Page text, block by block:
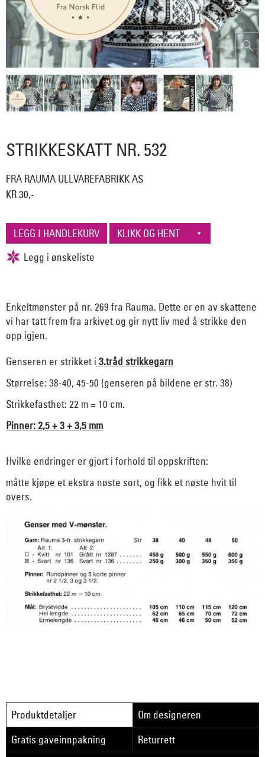
STRIKKESKATT NR. 532
FRA RAUMA ULLVAREFABRIKK AS
KR 30,-
Enkeltmønster på nr. 269 fra Rauma. Dette er en av skattene
vi har tatt frem fra arkivet og gir nytt liv med å strikke den
opp igjen.
Genseren er strikket i 3.tråd strikkegarn
Størrelse: 38-40, 45-50 (genseren på bildene er str. 38)
Strikkefasthet: 22 m = 10 cm.
Pinner: 2,5 + 3 + 3,5 mm
Hvilke endringer er gjort i forhold til oppskriften:
måtte kjøpe et ekstra nøste sort, og fikk et nøste hvit til
overs.
Produktdetaljer
Om designeren
Gratis gaveinnpakning
Returrett